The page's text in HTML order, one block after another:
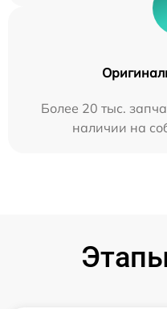
Более 20 тыс.
наличии на